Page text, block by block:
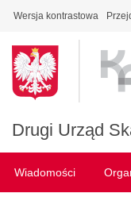
Wersja kontrastowa
Drugi Urząd
Wiadomości